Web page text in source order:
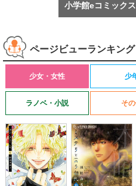
小学館eコミック
ページビューランキング
少女・女性 少
ラノベ・小説 そ